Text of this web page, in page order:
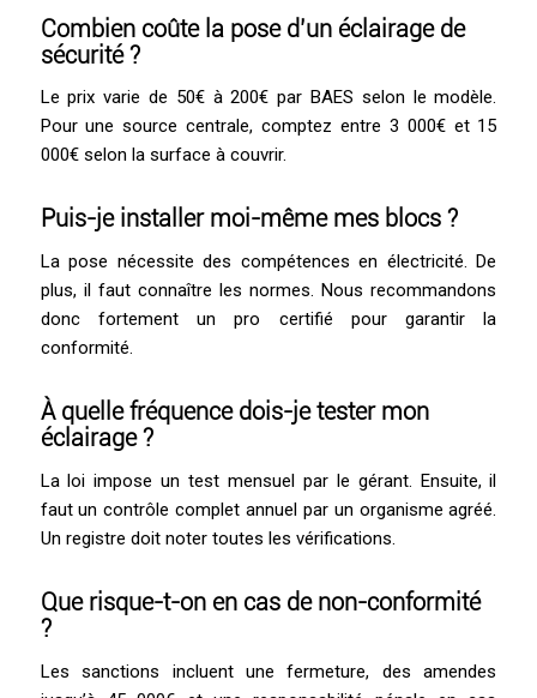
Combien coûte la pose d’un éclairage de
sécurité ?
Le prix varie de 50€ à 200€ par BAES selon le modèle.
Pour une source centrale, comptez entre 3 000€ et 15
000€ selon la surface à couvrir.
Puis-je installer moi-même mes blocs ?
La pose nécessite des compétences en électricité. De
plus, il faut connaître les normes. Nous recommandons
donc fortement un pro certifié pour garantir la
conformité.
À quelle fréquence dois-je tester mon
éclairage ?
La loi impose un test mensuel par le gérant. Ensuite, il
faut un contrôle complet annuel par un organisme agréé.
Un registre doit noter toutes les vérifications.
Que risque-t-on en cas de non-conformité
?
Les sanctions incluent une fermeture, des amendes